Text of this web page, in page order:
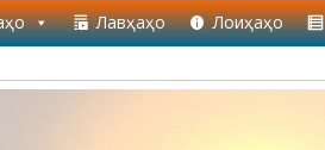
Лавҳаҳо Лоиҳаҳо